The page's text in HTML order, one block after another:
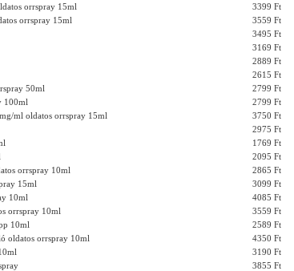
orrspray 15ml
3399 Ft
orrspray 15ml
3559 Ft
3495 Ft
3169 Ft
2889 Ft
2615 Ft
50ml
2799 Ft
100ml
2799 Ft
ml oldatos orrspray 15ml
3750 Ft
2975 Ft
1769 Ft
2095 Ft
orrspray 10ml
2865 Ft
15ml
3099 Ft
10ml
4085 Ft
orrspray 10ml
3559 Ft
10ml
2589 Ft
oldatos orrspray 10ml
4350 Ft
3190 Ft
3855 Ft